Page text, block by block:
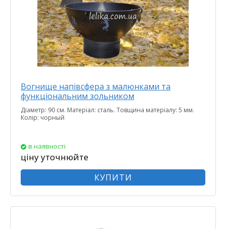
Вогнище напівсфера з малюнками та
функціональним зольником
Діаметр: 90 см. Матеріал: сталь. Товщина матеріалу: 5 мм.
Колір: чорный
в наявності
ціну уточнюйте
КУПИТИ